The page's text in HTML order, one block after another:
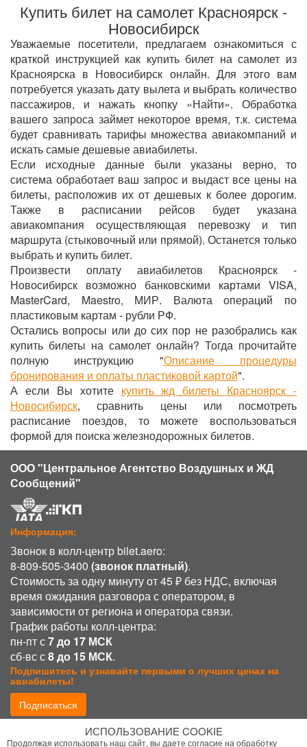
Купить билет на самолет Красноярск -
Новосибирск
Уважаемые посетители, предлагаем ознакомиться с
краткой инструкцией как купить билет на самолет из
Красноярска в Новосибирск онлайн. Для этого вам
потребуется указать дату вылета и выбрать количество
пассажиров, и нажать кнопку «Найти». Обработка
вашего запроса займет некоторое время, т.к. система
будет сравнивать тарифы множества авиакомпаний и
искать самые дешевые авиабилеты.
Если исходные данные были указаны верно, то
система обработает ваш запрос и выдаст все цены на
билеты, расположив их от дешевых к более дорогим.
Также в расписании рейсов будет указана
авиакомпания осуществляющая перевозку и тип
маршрута (стыковочный или прямой). Останется только
выбрать и купить билет.
Произвести оплату авиабилетов Красноярск -
Новосибирск возможно банковскими картами VISA,
MasterCard, Maestro, МИР. Валюта операций по
пластиковым картам - рубли РФ.
Остались вопросы или до сих пор не разобрались как
купить билеты на самолет онлайн? Тогда прочитайте
полную инструкцию "Описание процедуры
бронирования и оплаты пластиковой картой".
А если Вы хотите купить жд билеты Красноярск -
Новосибирск, сравнить цены или посмотреть
расписание поездов, то можете воспользоваться
формой для поиска железнодорожных билетов.
ООО "Центральное Агентство Воздушных и ЖД
Сообщений"
Информация:
Звонок в колл-центр bilet.aero:
8-809-505-3400 (звонок платный).
Стоимость за одну минуту от 45 ₽ без НДС, включая
время ожидания разговора с оператором, в
зависимости от региона и оператора связи.
График работы колл-центра:
пн-пт с7 до 17 МСК
сб-вс с8 до 15 МСК.
Подпишитесь и узнавайте первыми о лучших ценах на
авиабилеты!
Подписаться
Присоединиться:
ИСПОЛЬЗОВАНИЕ COOKIE
Продолжая использовать наш сайт, вы даете согласие на обработку